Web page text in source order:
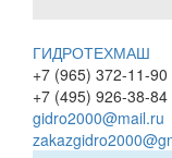
ГИДРОТЕХМАШ
+7 (965) 372-11-90
+7 (495) 926-38-84
gidro2000@mail.ru